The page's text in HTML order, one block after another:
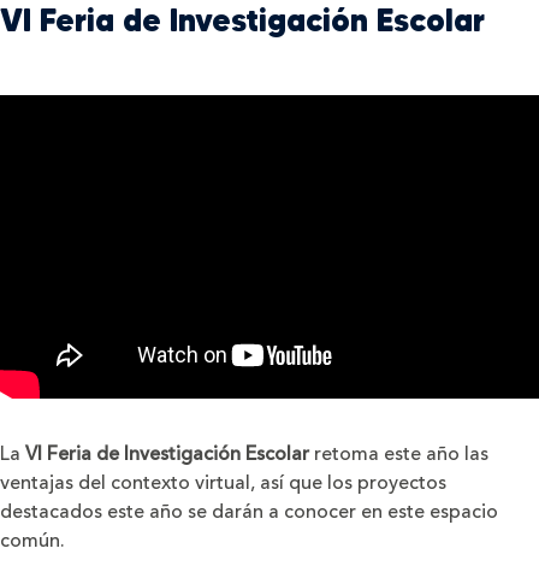
VI Feria de Investigación Escolar
La VI Feria de Investigación Escolarretoma este año las
ventajas del contexto virtual, así que los proyectos
destacados este año se darán a conocer en este espacio
común.